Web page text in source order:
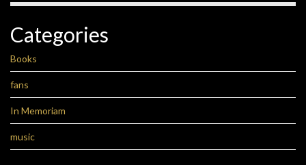
Categories
Books
fans
In Memoriam
music